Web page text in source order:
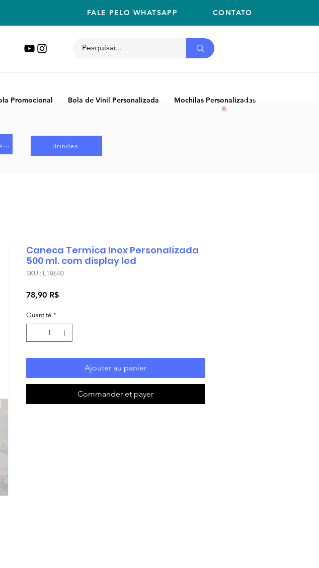
Promocional Bola de Vinil Personalizada Mochilas Personalizadas(11) 2059-2675
FALE PELO WHATSAPP CONTATO
NEW
bolas personalizadas Brindes
Caneca Termica Inox Personalizada
500 ml. com display led
SKU : L18640
78,90 R$Prix
Quantité *
Ajouter au panier
Commander et payer